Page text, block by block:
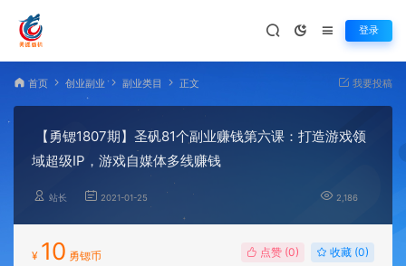
登录
首页 创业副业 副业类目 正文 我要投稿
【勇锶1807期】圣矾81个副业赚钱第六课：打造游戏领
域超级IP，游戏自媒体多线赚钱
站长 2021-01-25 2,186
¥ 10 勇锶币 点赞 (0) 收藏 (0)